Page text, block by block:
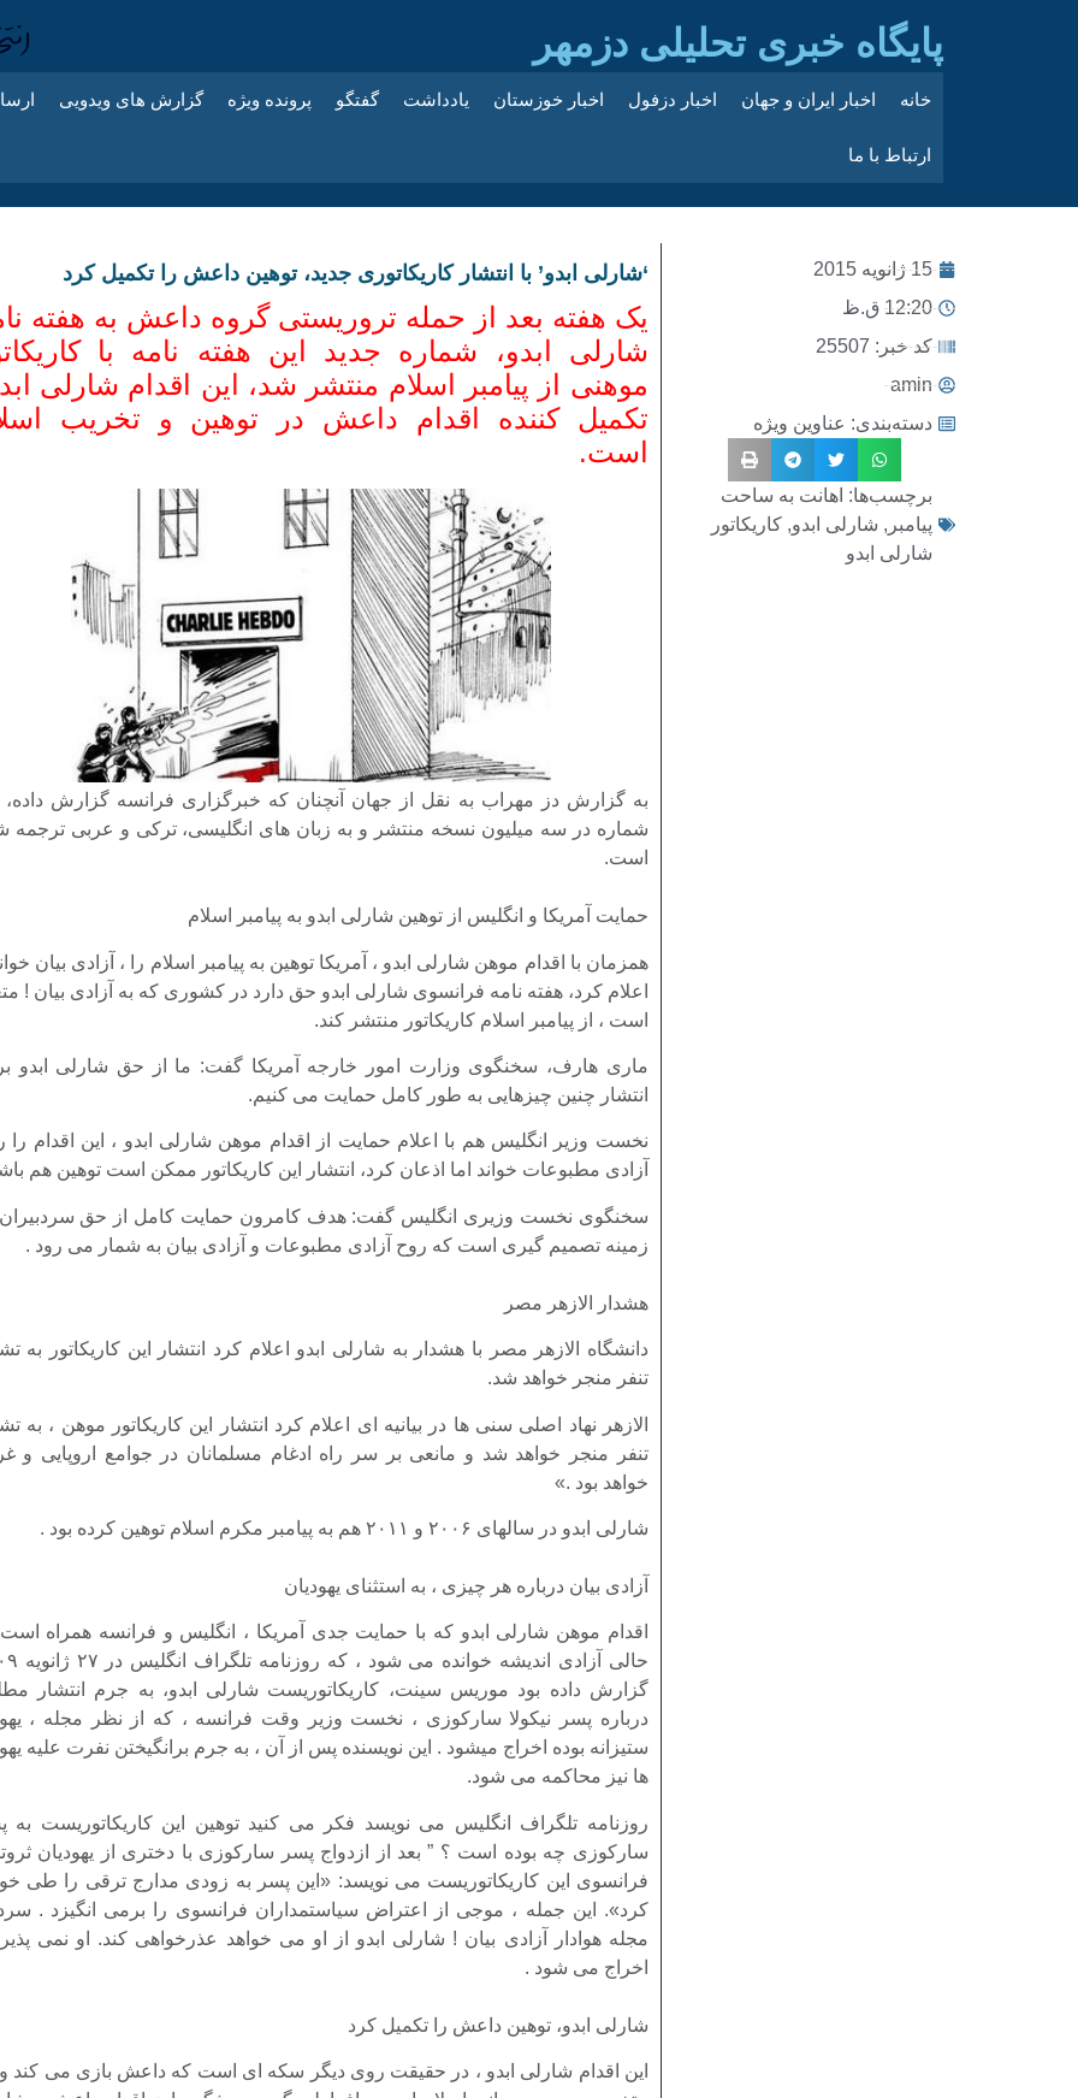
پایگاه خبری تحلیلی دزمهر
خانه اخبار ایران و جهان اخبار دزفول اخبار خوزستان یادداشت گفتگو پرونده ویژه گزارش های ویدویی
ارتباط با ما
15 ژانویه 2015
12:20 ق.ظ
کد خبر: 25507
amin
دسته‌بندی: عناوین ویژه
برچسب‌ها: اهانت به ساحت
پیامبر , شارلی ابدو, کاریکاتور
شارلی ابدو
‘شارلی ابدو’ با انتشار کاریکاتوری جدید، توهین داعش را تکمیل کرد
یک هفته بعد از حمله تروریستی گروه داعش به هفته
شارلی ابدو، شماره جدید این هفته نامه با
موهنی از پیامبر اسلام منتشر شد، این اقدام شارلی
تکمیل کننده اقدام داعش در توهین و تخریب
است.
به گزارش دز مهراب به نقل از جهان آنچنان که خبرگزاری فرانسه گزارش داده،
شماره در سه میلیون نسخه منتشر و به زبان های انگلیسی، ترکی و عربی ترجمه
است.
حمایت آمریکا و انگلیس از توهین شارلی ابدو به پیامبر اسلام
همزمان با اقدام موهن شارلی ابدو ، آمریکا توهین به پیامبر اسلام را ، آزادی بیان
اعلام کرد، هفته نامه فرانسوی شارلی ابدو حق دارد در کشوری که به آزادی بیان !
است ، از پیامبر اسلام کاریکاتور منتشر کند.
ماری هارف، سخنگوی وزارت امور خارجه آمریکا گفت: ما از حق شارلی ابدو
انتشار چنین چیزهایی به طور کامل حمایت می کنیم.
نخست وزیر انگلیس هم با اعلام حمایت از اقدام موهن شارلی ابدو ، این اقدام را
آزادی مطبوعات خواند اما اذعان کرد، انتشار این کاریکاتور ممکن است توهین هم
سخنگوی نخست وزیری انگلیس گفت: هدف کامرون حمایت کامل از حق سردبیران
زمینه تصمیم گیری است که روح آزادی مطبوعات و آزادی بیان به شمار می رود .
هشدار الازهر مصر
دانشگاه الازهر مصر با هشدار به شارلی ابدو اعلام کرد انتشار این کاریکاتور به
تنفر منجر خواهد شد.
الازهر نهاد اصلی سنی ها در بیانیه ای اعلام کرد انتشار این کاریکاتور موهن ، به
تنفر منجر خواهد شد و مانعی بر سر راه ادغام مسلمانان در جوامع اروپایی و
خواهد بود .»
شارلی ابدو در سالهای ۲۰۰۶ و ۲۰۱۱ هم به پیامبر مکرم اسلام توهین کرده بود .
آزادی بیان درباره هر چیزی ، به استثنای یهودیان
اقدام موهن شارلی ابدو که با حمایت جدی آمریکا ، انگلیس و فرانسه همراه است
حالی آزادی اندیشه خوانده
گزارش داده بود موریس سینت، کاریکاتوریست شارلی ابدو، به جرم انتشار
درباره پسر نیکولا سارکوزی ، نخست وزیر وقت فرانسه ، که از نظر مجله ،
ستیزانه بوده اخراج میشود . این نویسنده پس از آن ، به جرم برانگیختن نفرت علیه
ها نیز محاکمه می شود.
روزنامه تلگراف انگلیس می نویسد فکر می کنید توهین این کاریکاتوریست به
سارکوزی چه بوده است ؟ ” بعد از ازدواج پسر سارکوزی با دختری از یهودیان
فرانسوی این کاریکاتوریست می نویسد: «این پسر به زودی مدارج ترقی را طی
کرد». این جمله ، موجی از اعتراض سیاستمداران فرانسوی را برمی انگیزد .
مجله هوادار آزادی بیان ! شارلی ابدو از او می خواهد عذرخواهی کند. او نمی
اخراج می شود .
شارلی ابدو، توهین داعش را تکمیل کرد
این اقدام شارلی ابدو ، در حقیقت روی دیگر سکه ای است که داعش بازی می کند